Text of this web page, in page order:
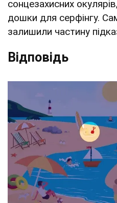
сонцезахисних
дошки для серфінгу.
залишили частину
Відповідь